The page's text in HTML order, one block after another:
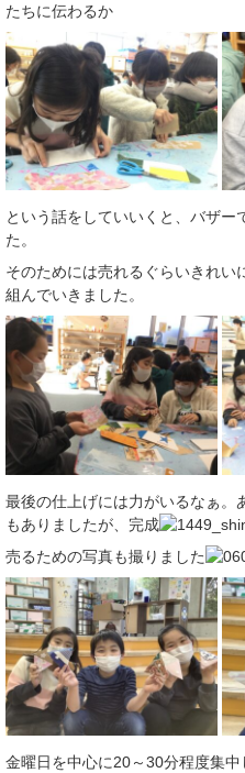
たちに伝わるか
という話をしていいくと、バザー
た。
そのためには売れるぐらいきれい
組んでいきました。
最後の仕上げには力がいるなぁ。
もありましたが、完成
売るための写真も撮りました
金曜日を中心に20～30分程度集